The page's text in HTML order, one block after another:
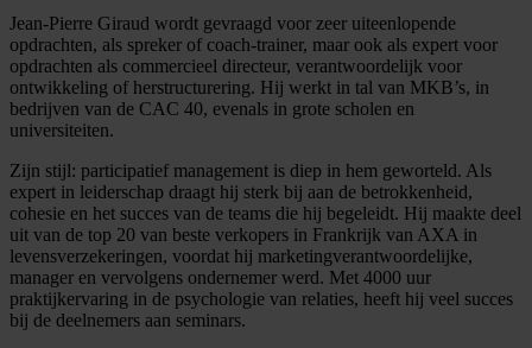
Jean-Pierre Giraud wordt gevraagd voor zeer uiteenlopende
opdrachten, als spreker of coach-trainer, maar ook als expert voor
opdrachten als commercieel directeur, verantwoordelijk voor
ontwikkeling of herstructurering. Hij werkt in tal van MKB’s, in
bedrijven van de CAC 40, evenals in grote scholen en
universiteiten.
Zijn stijl: participatief management is diep in hem geworteld. Als
expert in leiderschap draagt hij sterk bij aan de betrokkenheid,
cohesie en het succes van de teams die hij begeleidt. Hij maakte deel
uit van de top 20 van beste verkopers in Frankrijk van AXA in
levensverzekeringen, voordat hij marketingverantwoordelijke,
manager en vervolgens ondernemer werd. Met 4000 uur
praktijkervaring in de psychologie van relaties, heeft hij veel succes
bij de deelnemers aan seminars.